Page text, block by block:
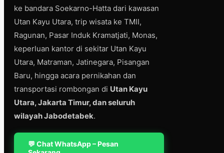
ke bandara Soekarno-Hatta dari kawasan
Utan Kayu Utara, trip wisata ke TMII,
Ragunan, Pasar Induk Kramatjati, Monas,
keperluan kantor di sekitar Utan Kayu
Utara, Matraman, Jatinegara, Pisangan
Baru, hingga acara pernikahan dan
transportasi rombongan di Utan Kayu
Utara, Jakarta Timur, dan seluruh
wilayah Jabodetabek.
💬 Chat WhatsApp – Pesan